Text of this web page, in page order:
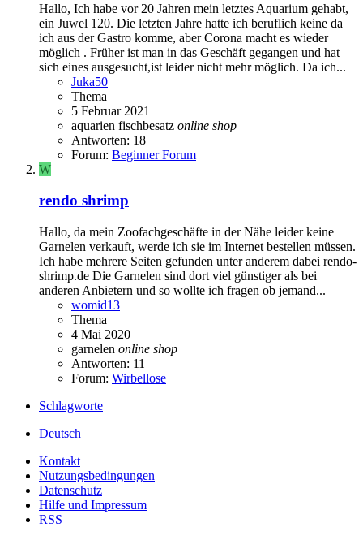
Hallo, Ich habe vor 20 Jahren mein letztes Aquarium gehabt,
ein Juwel 120. Die letzten Jahre hatte ich beruflich keine da
ich aus der Gastro komme, aber Corona macht es wieder
möglich . Früher ist man in das Geschäft gegangen und hat
sich eines ausgesucht,ist leider nicht mehr möglich. Da ich...
Juka50
Thema
5 Februar 2021
aquarien fischbesatz online shop
Antworten: 18
Forum: Beginner Forum
W
rendo shrimp
Hallo, da mein Zoofachgeschäfte in der Nähe leider keine
Garnelen verkauft, werde ich sie im Internet bestellen müssen.
Ich habe mehrere Seiten gefunden unter anderem dabei rendo-
shrimp.de Die Garnelen sind dort viel günstiger als bei
anderen Anbietern und so wollte ich fragen ob jemand...
womid13
Thema
4 Mai 2020
garnelen online shop
Antworten: 11
Forum: Wirbellose
Schlagworte
Deutsch
Kontakt
Nutzungsbedingungen
Datenschutz
Hilfe und Impressum
RSS